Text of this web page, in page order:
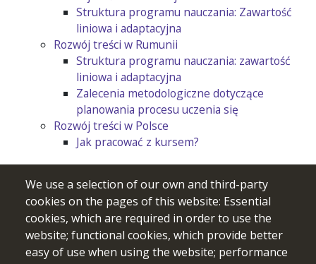
Struktura programu nauczania: Zawartość
liniowa i adaptacyjna
Rozwój treści w Rumunii
Struktura programu nauczania: zawartość
liniowa i adaptacyjna
Zalecenia metodologiczne dotyczące
planowania procesu uczenia się
Rozwój treści w Polsce
Jak pracować z kursem?
We use a selection of our own and third-party
cookies on the pages of this website: Essential
cookies, which are required in order to use the
website; functional cookies, which provide better
easy of use when using the website; performance